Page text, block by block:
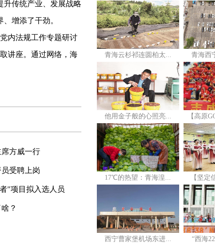
升传统产业、发展战略
增添了干劲。
内法规工作专题研讨
讲座。通过网络，海
方威一行
受聘上岗
"项目拟入选人员
？
青海云杉祁连圆柏太... 青海西
他用金子般的心照亮... 【高原
17℃的热望：青海湟... 【坚定
西宁曹家堡机场东进... “西海